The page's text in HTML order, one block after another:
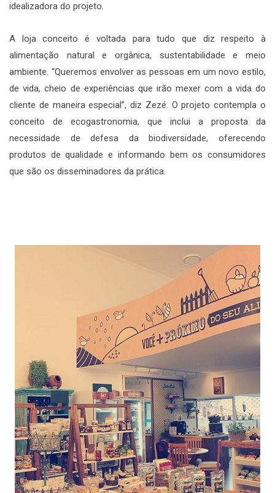
idealizadora do projeto.
A loja conceito é voltada para tudo que diz respeito à
alimentação natural e orgânica, sustentabilidade e meio
ambiente. “Queremos envolver as pessoas em um novo estilo,
de vida, cheio de experiências que irão mexer com a vida do
cliente de maneira especial”, diz Zezé. O projeto contempla o
conceito de ecogastronomia, que inclui a proposta da
necessidade de defesa da biodiversidade, oferecendo
produtos de qualidade e informando bem os consumidores
que são os disseminadores da prática.